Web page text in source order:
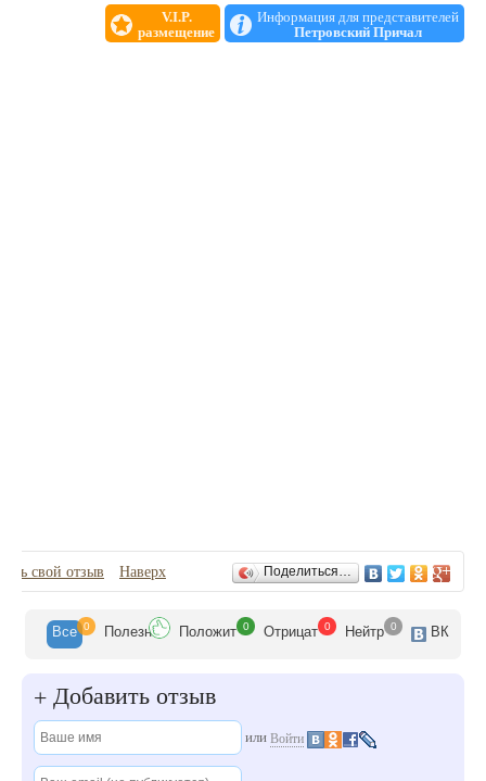
V.I.P.
размещение
Информация для представителей
Петровский Причал
Отзывы
свой отзыв Наверх Поделиться…
Все 0 Полезн Положит 0 Отрицат 0 Нейтр 0 ВК
+ Добавить отзыв
или Войти